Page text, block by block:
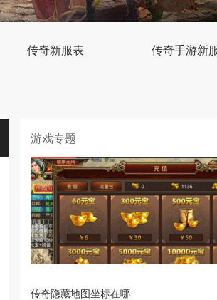
传奇新服表 传奇手游新
游戏专题
传奇隐藏地图坐标在哪